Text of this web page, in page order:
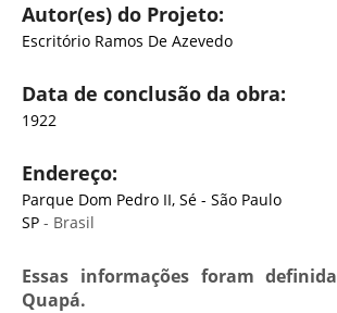
Autor(es) do Projeto:
Escritório Ramos De Azevedo
Data de conclusão da obra:
1922
Endereço:
Parque Dom Pedro II, Sé - São Paulo
SP - Brasil
Essas informações foram
Quapá.